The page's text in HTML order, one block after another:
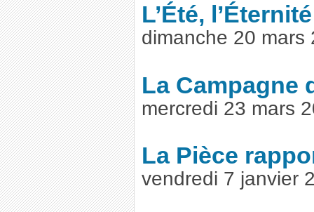
L’Été, l’Éternité
dimanche 20 mars
La Campagne
mercredi 23 mars
La Pièce
vendredi 7 janvier